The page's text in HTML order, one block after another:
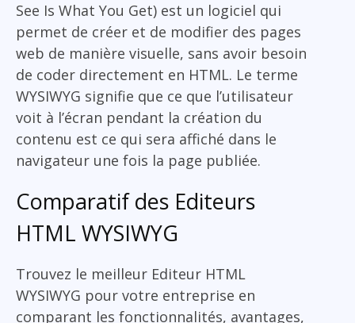
See Is What You Get) est un logiciel qui
permet de créer et de modifier des pages
web de manière visuelle, sans avoir besoin
de coder directement en HTML. Le terme
WYSIWYG signifie que ce que l’utilisateur
voit à l’écran pendant la création du
contenu est ce qui sera affiché dans le
navigateur une fois la page publiée.
Comparatif des Editeurs
HTML WYSIWYG
Trouvez le meilleur Editeur HTML
WYSIWYG pour votre entreprise en
comparant les fonctionnalités, avantages,